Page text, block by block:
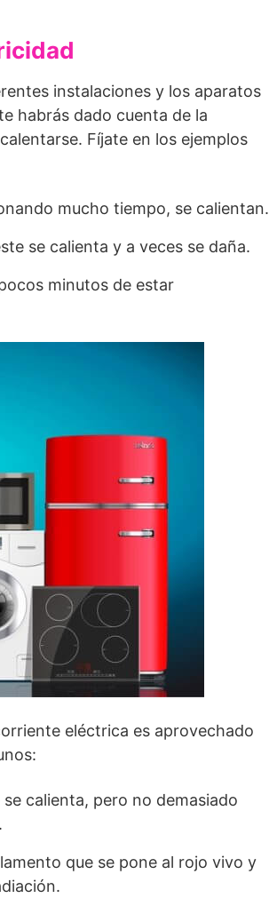
instalaciones y los aparatos
habrás dado cuenta de la
Fíjate en los ejemplos
mucho tiempo, se calientan.
se calienta y a veces se daña.
minutos de estar
eléctrica es aprovechado
calienta, pero no demasiado
que se pone al rojo vivo y